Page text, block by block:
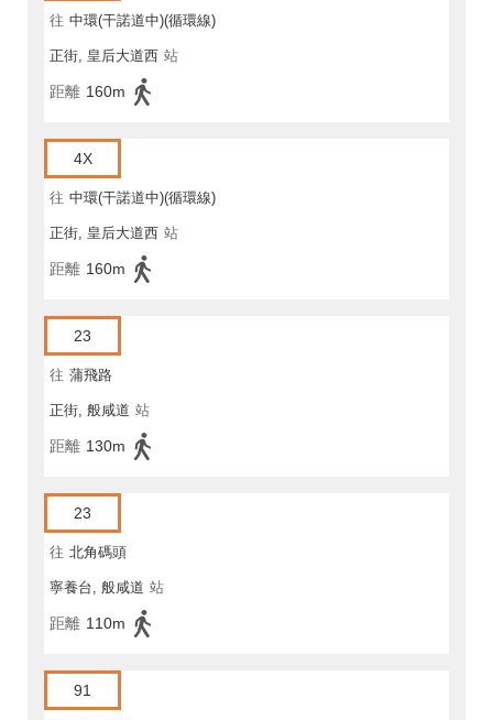
往 中環(干諾道中)(循環線)
正街, 皇后大道西 站
距離 160m
4X
往 中環(干諾道中)(循環線)
正街, 皇后大道西 站
距離 160m
23
往 蒲飛路
正街, 般咸道 站
距離 130m
23
往 北角碼頭
寧養台, 般咸道 站
距離 110m
91